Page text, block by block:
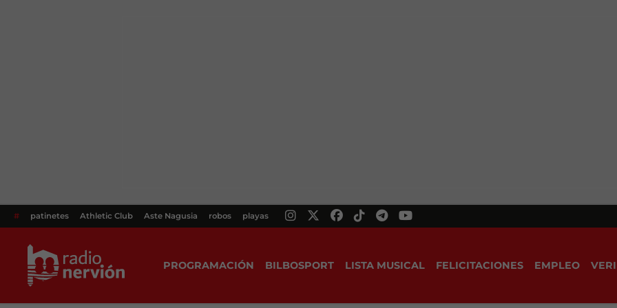
# patinetes Athletic Club Aste Nagusia robos playas
PROGRAMACIÓN BILBOSPORT LISTA MUSICAL FELICITACIONES EMPLEO